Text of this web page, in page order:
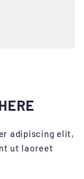
adipiscing elit,
ut laoreet